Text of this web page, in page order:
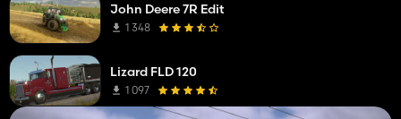
John Deere 7R Edit
1 348
Lizard FLD 120
1 097